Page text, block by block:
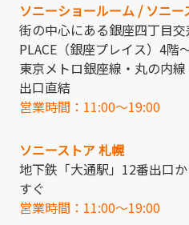
ソニーショールーム / ソニー
街の中心にある銀座四丁目
PLACE（銀座プレイス）4階
東京メトロ銀座線・丸の内
出口直結
営業時間：11:00～19:00
ソニーストア 札幌
地下鉄「大通駅」12番出口
すぐ
営業時間：11:00～19:00